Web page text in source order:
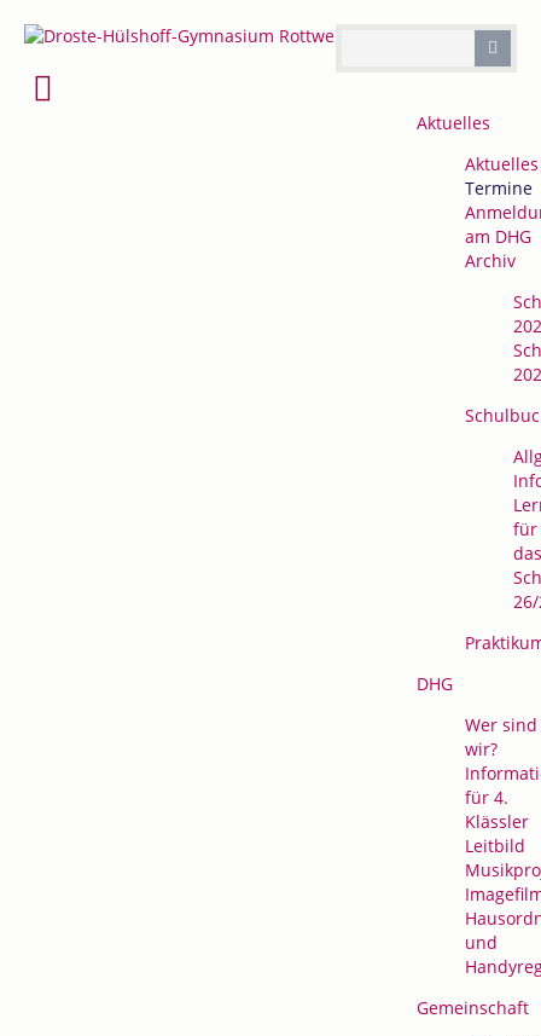
überspringen
Aktuelles
Aktuelles
Termine
am DHG
Archiv
für
das
DHG
Wer sind
wir?
für 4.
Klässler
Leitbild
und
Gemeinschaft